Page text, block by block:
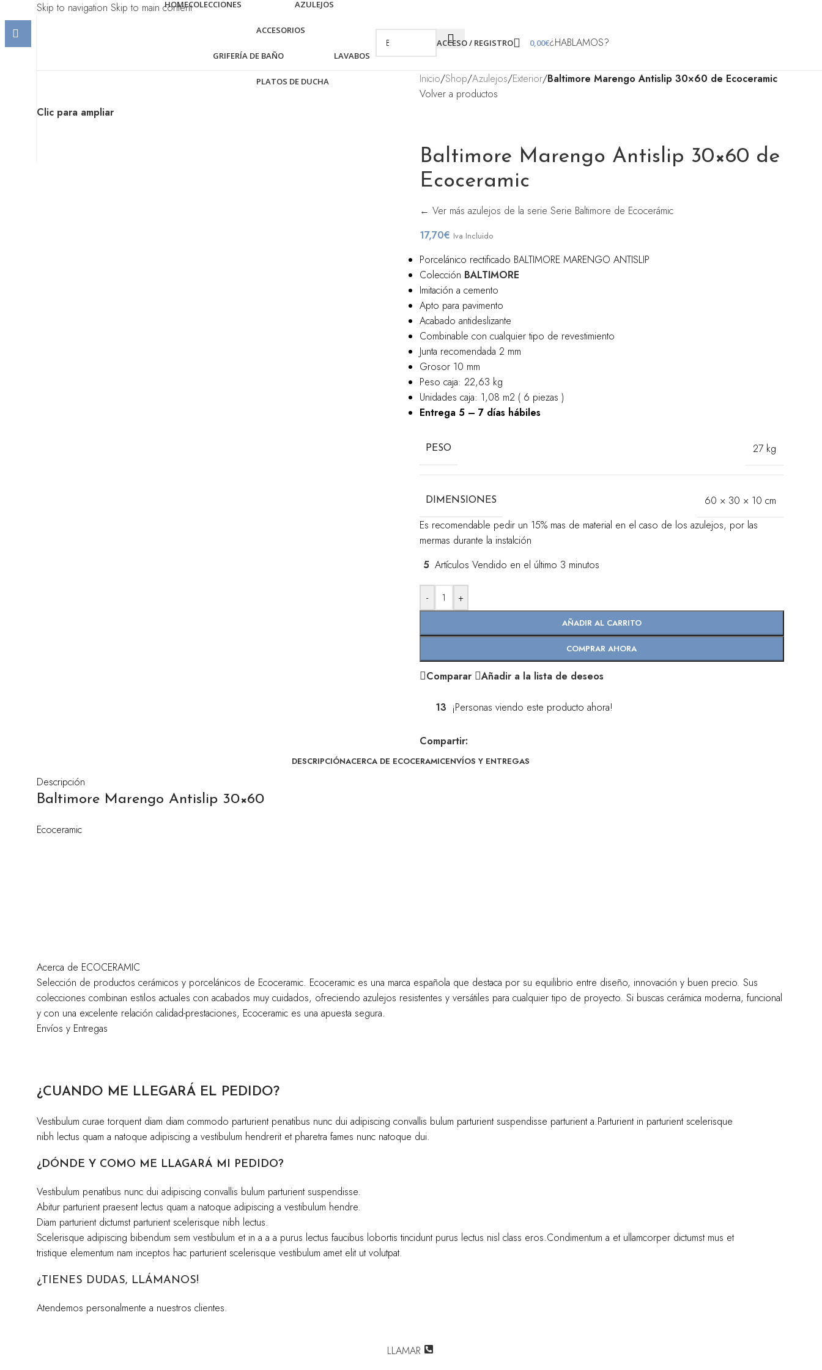
Skip to navigation Skip to main content
HOMECOLECCIONES AZULEJOS
ACCESORIOS
GRIFERÍA DE BAÑO LAVABOS
PLATOS DE DUCHA
ACCESO / REGISTRO 0,00€¿HABLAMOS?
Clic para ampliar
Inicio/Shop/Azulejos/Exterior/Baltimore Marengo Antislip 30×60 de Ecoceramic
Volver a productos
Baltimore Marengo Antislip 30×60 de
Ecoceramic
← Ver más azulejos de la serie Serie Baltimore de Ecocerámic
17,70€ Iva Incluido
Porcelánico rectificado BALTIMORE MARENGO ANTISLIP
Colección BALTIMORE
Imitación a cemento
Apto para pavimento
Acabado antideslizante
Combinable con cualquier tipo de revestimiento
Junta recomendada 2 mm
Grosor 10 mm
Peso caja: 22,63 kg
Unidades caja: 1,08 m2 ( 6 piezas )
Entrega 5 – 7 días hábiles
PESO 27 kg
DIMENSIONES
60 × 30 × 10 cm
Es recomendable pedir un 15% mas de material en el caso de los azulejos, por las
mermas durante la instalción
5 Artículos Vendido en el último 3 minutos
- +
AÑADIR AL CARRITO
COMPRAR AHORA
Comparar Añadir a la lista de deseos
13 ¡Personas viendo este producto ahora!
Compartir:
DESCRIPCIÓNACERCA DE ECOCERAMICENVÍOS Y ENTREGAS
Descripción
Baltimore Marengo Antislip 30×60
Ecoceramic
Acerca de ECOCERAMIC
Selección de productos cerámicos y porcelánicos de Ecoceramic. Ecoceramic es una marca española que destaca por su equilibrio entre diseño, innovación y buen precio. Sus
colecciones combinan estilos actuales con acabados muy cuidados, ofreciendo azulejos resistentes y versátiles para cualquier tipo de proyecto. Si buscas cerámica moderna, funcional
y con una excelente relación calidad-prestaciones, Ecoceramic es una apuesta segura.
Envíos y Entregas
¿CUANDO ME LLEGARÁ EL PEDIDO?
Vestibulum curae torquent diam diam commodo parturient penatibus nunc dui adipiscing convallis bulum parturient suspendisse parturient a.Parturient in parturient scelerisque
nibh lectus quam a natoque adipiscing a vestibulum hendrerit et pharetra fames nunc natoque dui.
¿DÓNDE Y COMO ME LLAGARÁ MI PEDIDO?
Vestibulum penatibus nunc dui adipiscing convallis bulum parturient suspendisse.
Abitur parturient praesent lectus quam a natoque adipiscing a vestibulum hendre.
Diam parturient dictumst parturient scelerisque nibh lectus.
Scelerisque adipiscing bibendum sem vestibulum et in a a a purus lectus faucibus lobortis tincidunt purus lectus nisl class eros.Condimentum a et ullamcorper dictumst mus et
tristique elementum nam inceptos hac parturient scelerisque vestibulum amet elit ut volutpat.
¿TIENES DUDAS, LLÁMANOS!
Atendemos personalmente a nuestros clientes.
LLAMAR